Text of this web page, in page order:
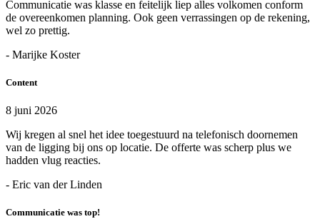
Communicatie was klasse en feitelijk liep alles volkomen conform
de overeenkomen planning. Ook geen verrassingen op de rekening,
wel zo prettig.
- Marijke Koster
Content
8 juni 2026
Wij kregen al snel het idee toegestuurd na telefonisch doornemen
van de ligging bij ons op locatie. De offerte was scherp plus we
hadden vlug reacties.
- Eric van der Linden
Communicatie was top!